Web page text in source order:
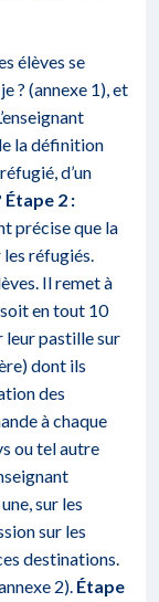
élèves se
? (annexe 1), et
la définition
d’un
Étape 2 :
précise que la
réfugiés.
Il remet à
en tout 10
leur pastille sur
dont ils
des
à chaque
ou tel autre
sur les
sur les
destinations.
2). Étape